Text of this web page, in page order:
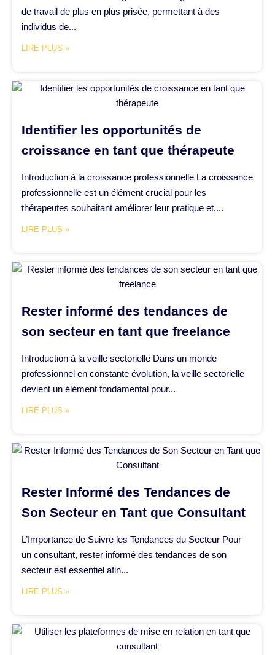
de travail de plus en plus prisée, permettant à des
individus de...
LIRE PLUS »
Identifier les opportunités de
croissance en tant que thérapeute
Introduction à la croissance professionnelle La croissance
professionnelle est un élément crucial pour les
thérapeutes souhaitant améliorer leur pratique et,...
LIRE PLUS »
Rester informé des tendances de
son secteur en tant que freelance
Introduction à la veille sectorielle Dans un monde
professionnel en constante évolution, la veille sectorielle
devient un élément fondamental pour...
LIRE PLUS »
Rester Informé des Tendances de
Son Secteur en Tant que Consultant
L’Importance de Suivre les Tendances du Secteur Pour
un consultant, rester informé des tendances de son
secteur est essentiel afin...
LIRE PLUS »